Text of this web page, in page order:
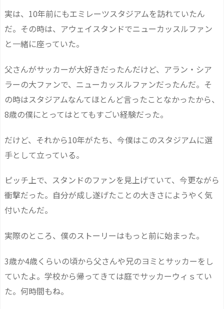
実は、10年前にもエミレーツスタジアムを訪れていたん
だ。その時は、アウェイスタンドでニューカッスルファン
と一緒に座っていた。
父さんがサッカーが大好きだったんだけど、アラン・シア
ラーの大ファンで、ニューカッスルファンだったんだ。そ
の時はスタジアムなんてほとんど言ったことなかったから、
8歳の僕にとってはとてもすごい経験だった。
だけど、それから10年がたち、今僕はこのスタジアムに選
手として立っている。
ピッチ上で、スタンドのファンを見上げていて、今更ながら
衝撃だった。自分が成し遂げたことの大きさにようやく気
付いたんだ。
実際のところ、僕のストーリーはもっと前に始まった。
3歳か4歳くらいの頃から父さんや兄のヨミとサッカーをし
ていたよ。学校から帰ってきては庭でサッカーウィｓてい
た。何時間もね。